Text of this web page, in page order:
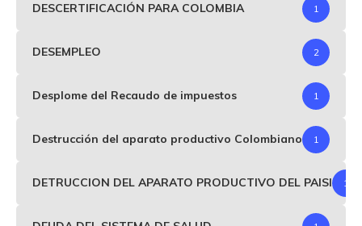
DESCERTIFICACIÓN PARA COLOMBIA 1
DESEMPLEO 2
Desplome del Recaudo de impuestos 1
Destrucción del aparato productivo Colombiano 1
DETRUCCION DEL APARATO PRODUCTIVO DEL PAISI 1